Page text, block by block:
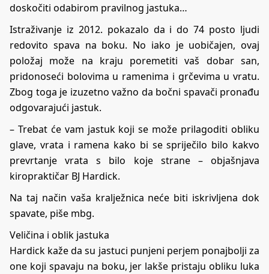
doskočiti odabirom pravilnog jastuka…
Istraživanje iz 2012. pokazalo da i do 74 posto ljudi
redovito spava na boku. No iako je uobičajen, ovaj
položaj može na kraju poremetiti vaš dobar san,
pridonoseći bolovima u ramenima i grčevima u vratu.
Zbog toga je izuzetno važno da bočni spavači pronađu
odgovarajući jastuk.
– Trebat će vam jastuk koji se može prilagoditi obliku
glave, vrata i ramena kako bi se spriječilo bilo kakvo
prevrtanje vrata s bilo koje strane – objašnjava
kiropraktičar BJ Hardick.
Na taj način vaša kralježnica neće biti iskrivljena dok
spavate, piše mbg.
Veličina i oblik jastuka
Hardick kaže da su jastuci punjeni perjem ponajbolji za
one koji spavaju na boku, jer lakše pristaju obliku luka